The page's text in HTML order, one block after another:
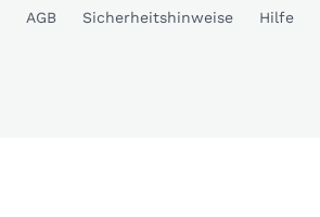
AGB
Sicherheitshinweise Hilfe